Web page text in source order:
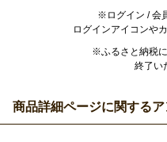
※ログイン / 会
ログインアイコンや
※ふるさと納税
終了い
商品詳細ページに関するア